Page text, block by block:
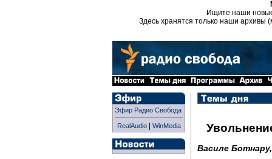
Ищите наши
Здесь хранятся только наши архивы
Эфир Радио Свобода
RealAudio| WinMedia
Василе